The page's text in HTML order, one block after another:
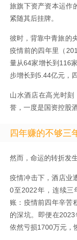
旅旗下资产资本运作
紧随其后挂牌。
彼时，背靠中青旅的
疫情前的四年里（
量从64家增长到116
步增长到5.44亿元，
山水酒店在高光时刻
誉，一度是国资控股
四年赚的不够三
然而，命运的转折发
疫情冲击下，酒店业
0至2022年，连续三
账：疫情前四年辛苦
的深坑。即便在
依然亏损1700万元，